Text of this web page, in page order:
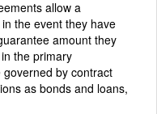
allow a
the event they have
amount they
the primary
by contract
as bonds and loans,